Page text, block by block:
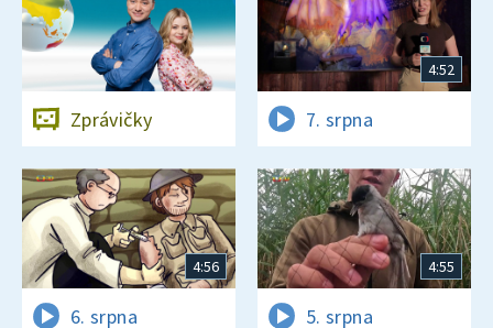
Zprávičky
4:52
7. srpna
4:56
6. srpna
4:55
5. srpna